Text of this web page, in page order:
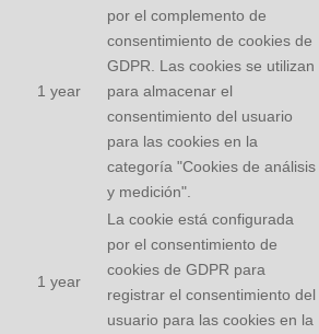
1 year
por el complemento de
consentimiento de cookies de
GDPR. Las cookies se utilizan
para almacenar el
consentimiento del usuario
para las cookies en la
categoría "Cookies de análisis
y medición".
1 year
La cookie está configurada
por el consentimiento de
cookies de GDPR para
registrar el consentimiento del
usuario para las cookies en la